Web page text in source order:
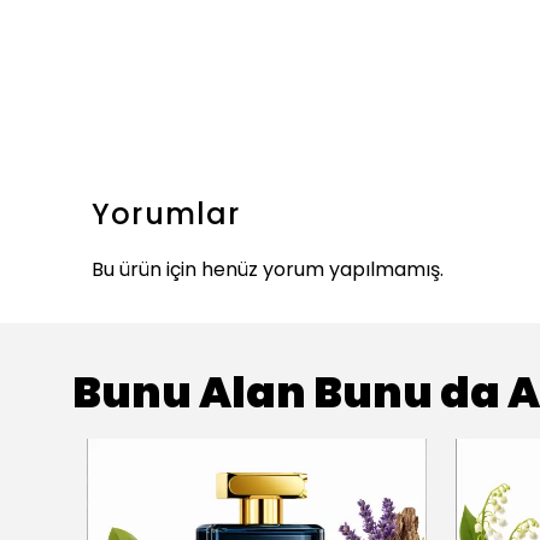
Yorumlar
Bu ürün için henüz yorum yapılmamış.
Bunu Alan Bunu da